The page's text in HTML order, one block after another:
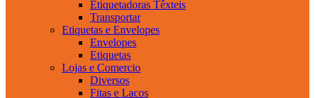
Etiquetadoras Têxteis
Transportar
Etiquetas e Envelopes
Envelopes
Etiquetas
Lojas e Comercio
Diversos
Fitas e Lacos